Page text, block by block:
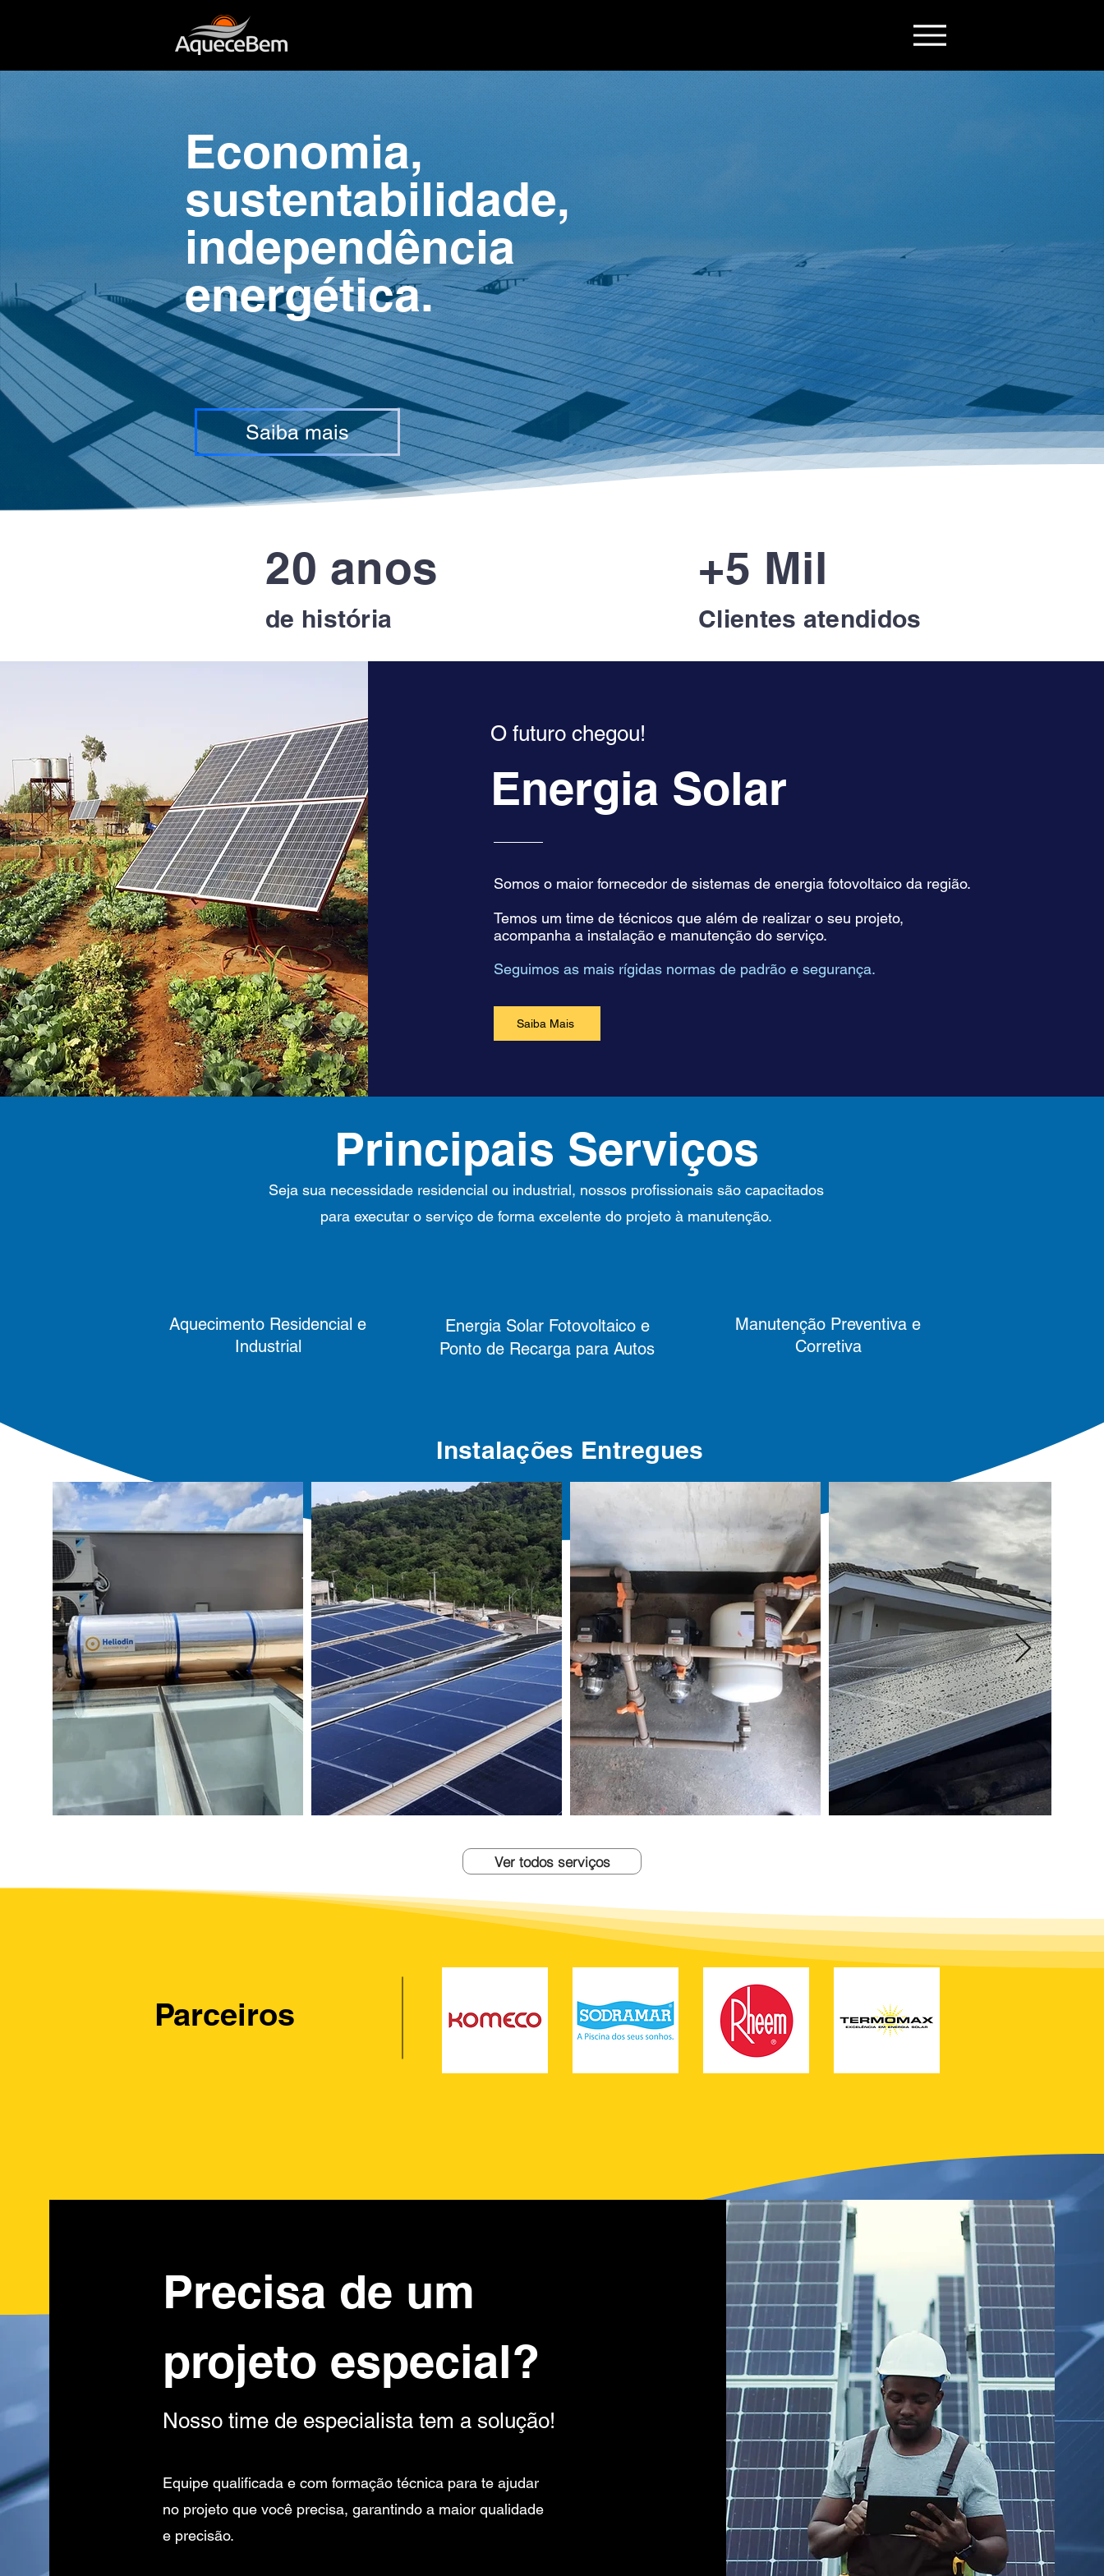
Economia,
sustentabilidade,
independência
energética.
Saiba mais
20 anos
de história
+5 Mil
Clientes atendidos
O futuro chegou!
Energia Solar
Somos o maior fornecedor de sistemas de energia fotovoltaico da região.
Temos um time de técnicos que além de realizar o seu projeto,
acompanha a instalação e manutenção do serviço.
Seguimos as mais rígidas normas de padrão e segurança.
Saiba Mais
Principais Serviços
Seja sua necessidade residencial ou industrial, nossos profissionais são capacitados
para executar o serviço de forma excelente do projeto à manutenção.
Aquecimento Residencial e
Industrial
Energia Solar Fotovoltaico e
Ponto de Recarga para Autos
Manutenção Preventiva e
Corretiva
Instalações Entregues
Ver todos serviços
Parceiros
Precisa de um
projeto especial?
Nosso time de especialista tem a solução!
Equipe qualificada e com formação técnica para te ajudar
no projeto que você precisa, garantindo a maior qualidade
e precisão.